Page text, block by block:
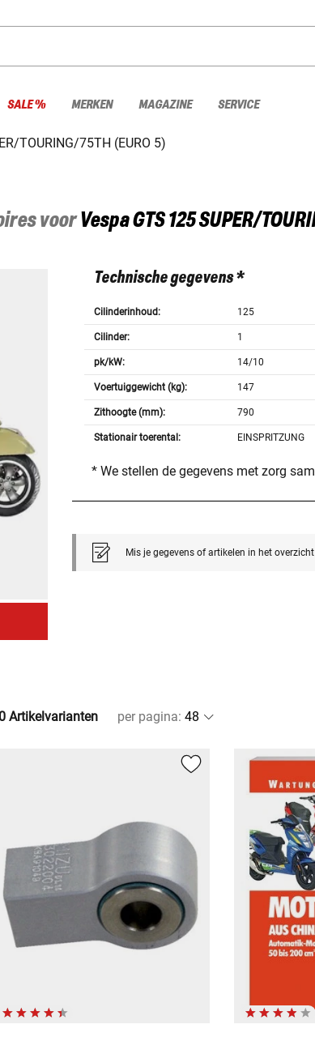
SALE % MERKEN MAGAZINE SERVICE
TOURING/75TH (EURO 5)
voorVespaGTS 125 SUPER/
Technische gegevens *
Cilinderinhoud: 125
Cilinder: 1
pk/kW: 14/10
Voertuiggewicht (kg): 147
Zithoogte (mm): 790
Stationair toerental: EINSPRITZUNG
* We stellen de gegevens met zorg
Mis je gegevens of artikelen in het
Artikelvarianten per pagina: